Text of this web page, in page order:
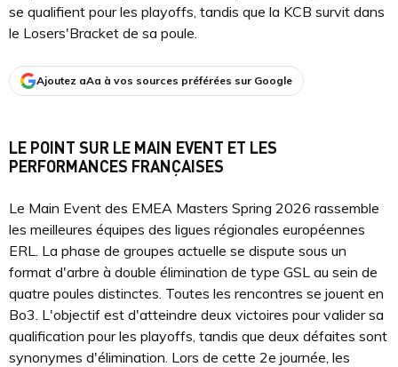
se qualifient pour les playoffs, tandis que la KCB survit dans
le Losers'Bracket de sa poule.
Ajoutez aAa à vos sources préférées sur Google
LE POINT SUR LE MAIN EVENT ET LES
PERFORMANCES FRANÇAISES
Le Main Event des EMEA Masters Spring 2026 rassemble
les meilleures équipes des ligues régionales européennes
ERL. La phase de groupes actuelle se dispute sous un
format d'arbre à double élimination de type GSL au sein de
quatre poules distinctes. Toutes les rencontres se jouent en
Bo3. L'objectif est d'atteindre deux victoires pour valider sa
qualification pour les playoffs, tandis que deux défaites sont
synonymes d'élimination. Lors de cette 2e journée, les